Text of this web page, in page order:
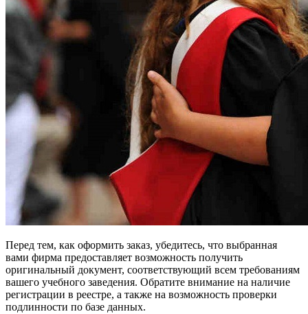
Перед тем, как оформить заказ, убедитесь, что выбранная
вами фирма предоставляет возможность получить
оригинальный документ, соответствующий всем требованиям
вашего учебного заведения. Обратите внимание на наличие
регистрации в реестре, а также на возможность проверки
подлинности по базе данных.